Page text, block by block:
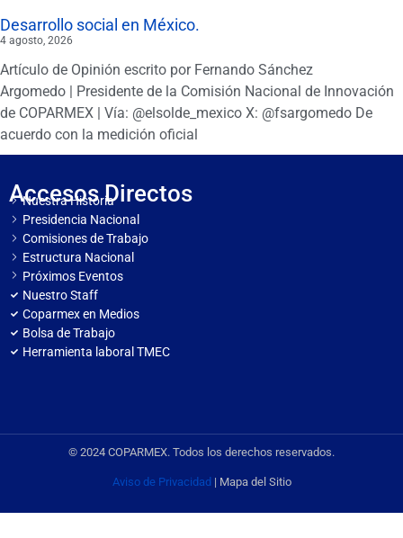
Desarrollo social en México.
4 agosto, 2026
Artículo de Opinión escrito por Fernando Sánchez
Argomedo | Presidente de la Comisión Nacional de Innovación
de COPARMEX | Vía: @elsolde_mexico X: @fsargomedo De
acuerdo con la medición oficial
Accesos Directos
Nuestra Historia
Presidencia Nacional
Comisiones de Trabajo
Estructura Nacional
Próximos Eventos
Nuestro Staff
Coparmex en Medios
Bolsa de Trabajo
Herramienta laboral TMEC
© 2024 COPARMEX. Todos los derechos reservados.
Aviso de Privacidad | Mapa del Sitio